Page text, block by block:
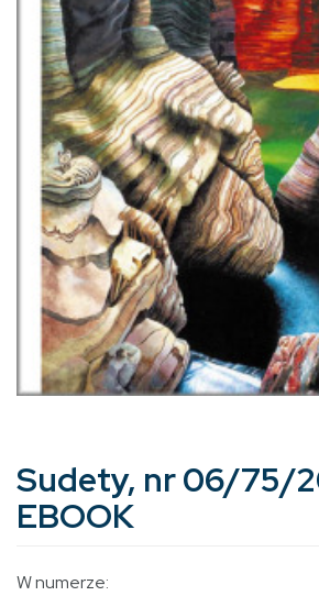
Sudety, nr 06/75/
EBOOK
W numerze: